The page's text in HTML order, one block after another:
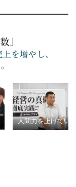
人間力を上げてい